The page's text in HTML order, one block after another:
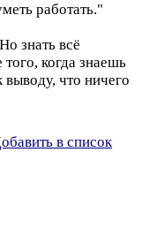
работать."
знать всё
когда знаешь
что ничего
в список